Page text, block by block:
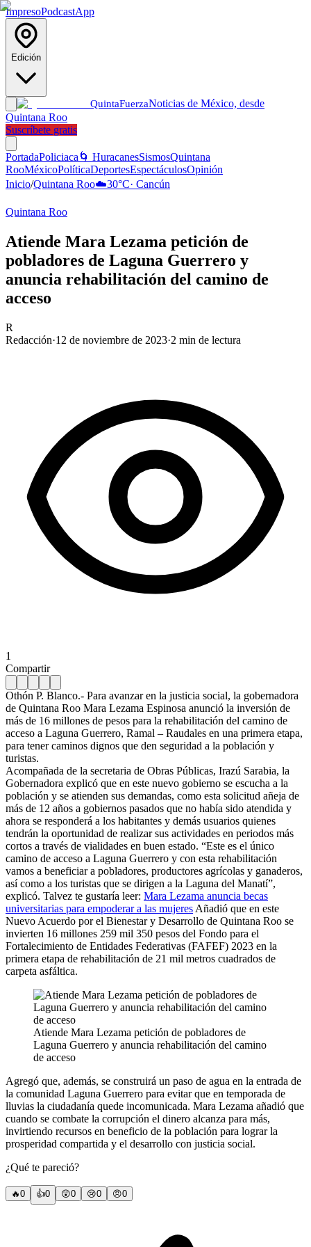
ImpresoPodcastApp
Edición
QuintaFuerzaNoticias de México, desde
Quintana Roo
Suscríbete gratis
PortadaPoliciaca 🌀 HuracanesSismosQuintana
RooMéxicoPolíticaDeportesEspectáculosOpinión
Inicio/Quintana Roo☁️30°C· Cancún
Quintana Roo
Atiende Mara Lezama petición de
pobladores de Laguna Guerrero y
anuncia rehabilitación del camino de
acceso
R
Redacción·12 de noviembre de 2023·2 min de lectura
1
Compartir
Othón P. Blanco.- Para avanzar en la justicia social, la gobernadora
de Quintana Roo Mara Lezama Espinosa anunció la inversión de
más de 16 millones de pesos para la rehabilitación del camino de
acceso a Laguna Guerrero, Ramal – Raudales en una primera etapa,
para tener caminos dignos que den seguridad a la población y
turistas.
Acompañada de la secretaria de Obras Públicas, Irazú Sarabia, la
Gobernadora explicó que en este nuevo gobierno se escucha a la
población y se atienden sus demandas, como esta solicitud añeja de
más de 12 años a gobiernos pasados que no había sido atendida y
ahora se responderá a los habitantes y demás usuarios quienes
tendrán la oportunidad de realizar sus actividades en periodos más
cortos a través de vialidades en buen estado. “Este es el único
camino de acceso a Laguna Guerrero y con esta rehabilitación
vamos a beneficiar a pobladores, productores agrícolas y ganaderos,
así como a los turistas que se dirigen a la Laguna del Manatí”,
explicó. Talvez te gustaría leer: Mara Lezama anuncia becas
universitarias para empoderar a las mujeres Añadió que en este
Nuevo Acuerdo por el Bienestar y Desarrollo de Quintana Roo se
invierten 16 millones 259 mil 350 pesos del Fondo para el
Fortalecimiento de Entidades Federativas (FAFEF) 2023 en la
primera etapa de rehabilitación de 21 mil metros cuadrados de
carpeta asfáltica.
Atiende Mara Lezama petición de pobladores de
Laguna Guerrero y anuncia rehabilitación del camino
de acceso
Agregó que, además, se construirá un paso de agua en la entrada de
la comunidad Laguna Guerrero para evitar que en temporada de
lluvias la ciudadanía quede incomunicada. Mara Lezama añadió que
cuando se combate la corrupción el dinero alcanza para más,
invirtiendo recursos en beneficio de la población para lograr la
prosperidad compartida y el desarrollo con justicia social.
¿Qué te pareció?
🔥0 👍0 😲0 😢0 😠0